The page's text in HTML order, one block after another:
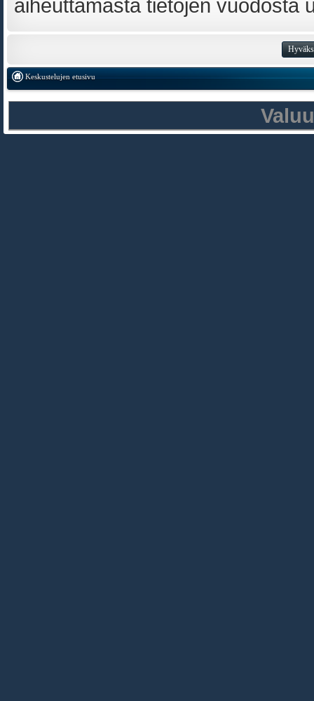
aiheuttamasta tietojen vuodosta
Keskustelujen etusivu